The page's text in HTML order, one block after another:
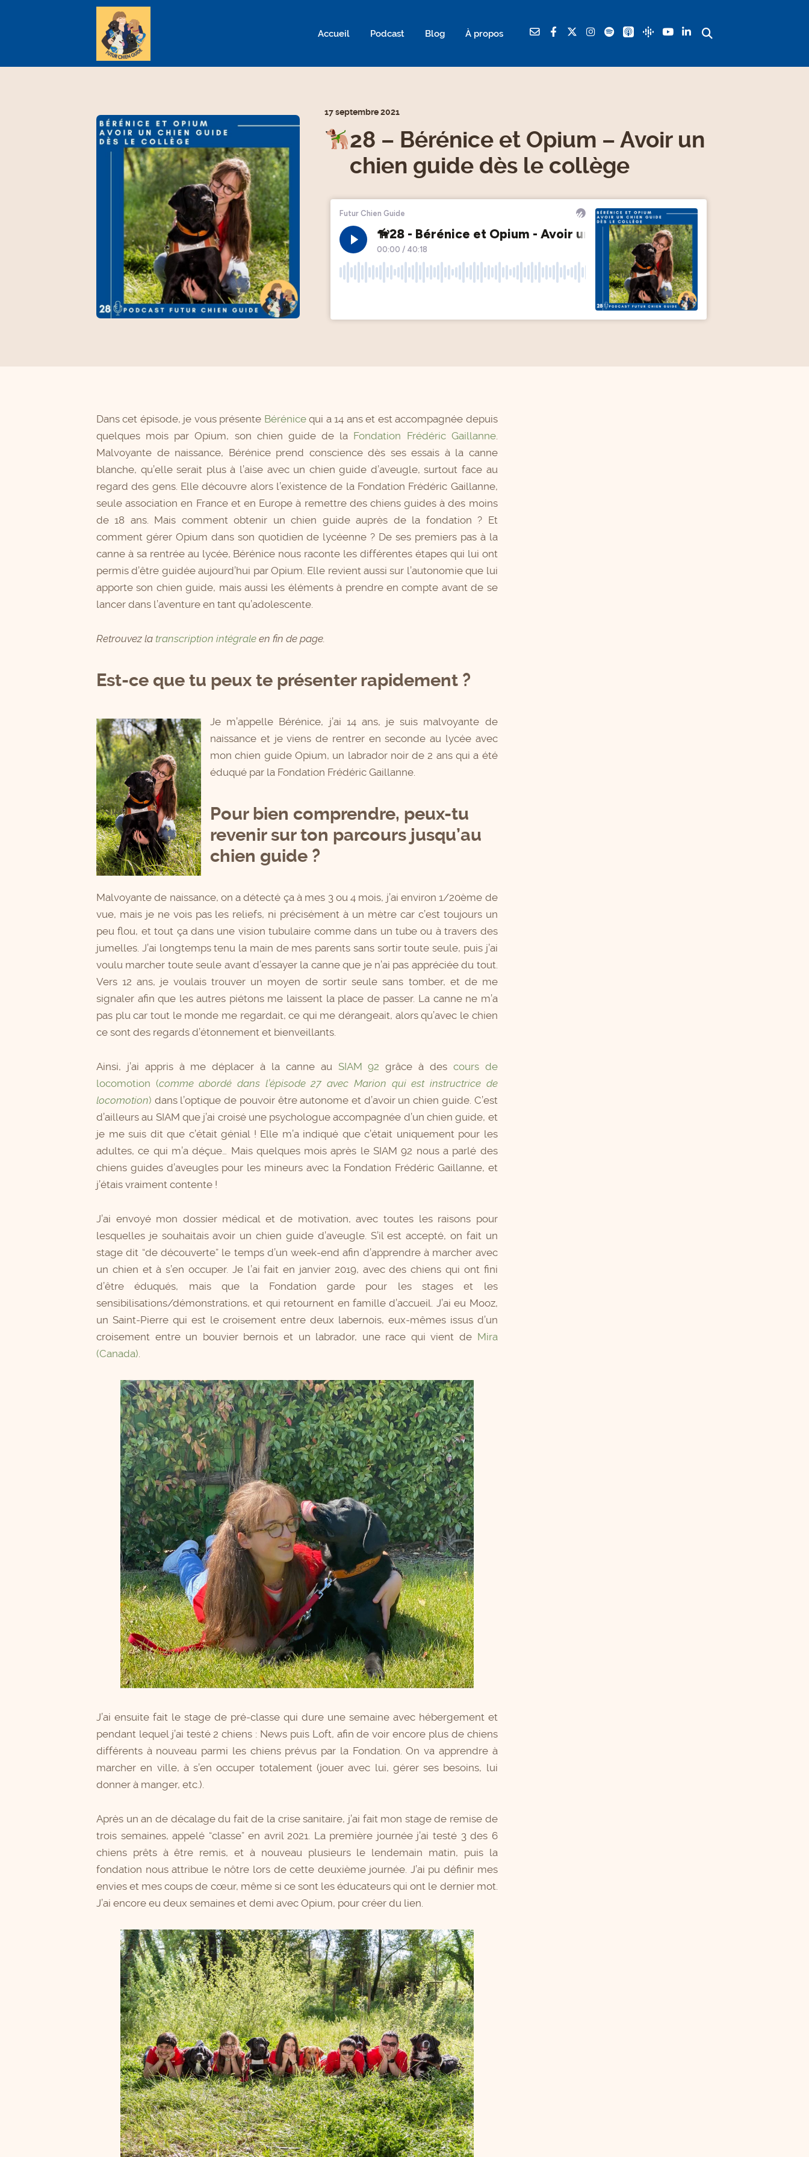
Accueil Podcast Blog À propos
This is a placeholder for your sticky navigation bar. It should not be visible.
17 septembre 2021
28 – Bérénice et Opium – Avoir un
chien guide dès le collège
Dans cet épisode, je vous présente Bérénicequi a 14 ans et est accompagnée depuis
quelques mois par Opium, son chien guide de la Fondation Frédéric Gaillanne.
Malvoyante de naissance, Bérénice prend conscience dès ses essais à la canne
blanche, qu’elle serait plus à l’aise avec un chien guide d’aveugle, surtout face au
regard des gens. Elle découvre alors l’existence de la Fondation Frédéric Gaillanne,
seule association en France et en Europe à remettre des chiens guides à des moins
de 18 ans. Mais comment obtenir un chien guide auprès de la fondation ? Et
comment gérer Opium dans son quotidien de lycéenne ? De ses premiers pas à la
canne à sa rentrée au lycée, Bérénice nous raconte les différentes étapes qui lui ont
permis d’être guidée aujourd’hui par Opium. Elle revient aussi sur l’autonomie que lui
apporte son chien guide, mais aussi les éléments à prendre en compte avant de se
lancer dans l’aventure en tant qu’adolescente.
Retrouvez la transcription intégrale en fin de page.
Est-ce que tu peux te présenter rapidement ?
Je m’appelle Bérénice, j’ai 14 ans, je suis malvoyante de
naissance et je viens de rentrer en seconde au lycée avec
mon chien guide Opium, un labrador noir de 2 ans qui a été
éduqué par la Fondation Frédéric Gaillanne.
Pour bien comprendre, peux-tu
revenir sur ton parcours jusqu’au
chien guide ?
Malvoyante de naissance, on a détecté ça à mes 3 ou 4 mois, j’ai environ 1/20ème de
vue, mais je ne vois pas les reliefs, ni précisément à un mètre car c’est toujours un
peu flou, et tout ça dans une vision tubulaire comme dans un tube ou à travers des
jumelles. J’ai longtemps tenu la main de mes parents sans sortir toute seule, puis j’ai
voulu marcher toute seule avant d’essayer la canne que je n’ai pas appréciée du tout.
Vers 12 ans, je voulais trouver un moyen de sortir seule sans tomber, et de me
signaler afin que les autres piétons me laissent la place de passer. La canne ne m’a
pas plu car tout le monde me regardait, ce qui me dérangeait, alors qu’avec le chien
ce sont des regards d’étonnement et bienveillants.
Ainsi, j’ai appris à me déplacer à la canne au SIAM 92 grâce à des cours de
locomotion (comme abordé dans l’épisode 27 avec Marion qui est instructrice de
locomotion) dans l’optique de pouvoir être autonome et d’avoir un chien guide. C’est
d’ailleurs au SIAM que j’ai croisé une psychologue accompagnée d’un chien guide, et
je me suis dit que c’était génial ! Elle m’a indiqué que c’était uniquement pour les
adultes, ce qui m’a déçue… Mais quelques mois après le SIAM 92 nous a parlé des
chiens guides d’aveugles pour les mineurs avec la Fondation Frédéric Gaillanne, et
j’étais vraiment contente !
J’ai envoyé mon dossier médical et de motivation, avec toutes les raisons pour
lesquelles je souhaitais avoir un chien guide d’aveugle. S’il est accepté, on fait un
stage dit “de découverte” le temps d’un week-end afin d’apprendre à marcher avec
un chien et à s’en occuper. Je l’ai fait en janvier 2019, avec des chiens qui ont fini
d’être éduqués, mais que la Fondation garde pour les stages et les
sensibilisations/démonstrations, et qui retournent en famille d’accueil. J’ai eu Mooz,
un Saint-Pierre qui est le croisement entre deux labernois, eux-mêmes issus d’un
croisement entre un bouvier bernois et un labrador, une race qui vient de Mira
(Canada).
J’ai ensuite fait le stage de pré-classe qui dure une semaine avec hébergement et
pendant lequel j’ai testé 2 chiens : News puis Loft, afin de voir encore plus de chiens
différents à nouveau parmi les chiens prévus par la Fondation. On va apprendre à
marcher en ville, à s’en occuper totalement (jouer avec lui, gérer ses besoins, lui
donner à manger, etc.).
Après un an de décalage du fait de la crise sanitaire, j’ai fait mon stage de remise de
trois semaines, appelé “classe” en avril 2021. La première journée j’ai testé 3 des 6
chiens prêts à être remis, et à nouveau plusieurs le lendemain matin, puis la
fondation nous attribue le nôtre lors de cette deuxième journée. J’ai pu définir mes
envies et mes coups de cœur, même si ce sont les éducateurs qui ont le dernier mot.
J’ai encore eu deux semaines et demi avec Opium, pour créer du lien.